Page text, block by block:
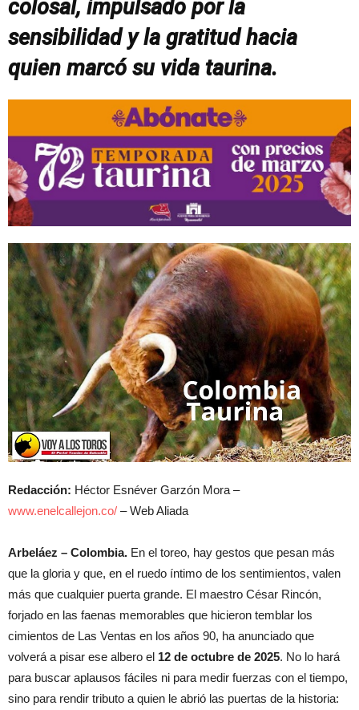
colosal, impulsado por la
sensibilidad y la gratitud hacia
quien marcó su vida taurina.
Redacción: Héctor Esnéver Garzón Mora –
www.enelcallejon.co/ – Web Aliada
Arbeláez – Colombia. En el toreo, hay gestos que pesan más
que la gloria y que, en el ruedo íntimo de los sentimientos, valen
más que cualquier puerta grande. El maestro César Rincón,
forjado en las faenas memorables que hicieron temblar los
cimientos de Las Ventas en los años 90, ha anunciado que
volverá a pisar ese albero el 12 de octubre de 2025. No lo hará
para buscar aplausos fáciles ni para medir fuerzas con el tiempo,
sino para rendir tributo a quien le abrió las puertas de la historia: